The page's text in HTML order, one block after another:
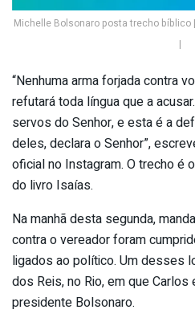
Michelle Bolsonaro posta trecho bíblico
|
“Nenhuma arma forjada contra
refutará toda língua que a
servos do Senhor, e esta é a
deles, declara o Senhor”,
oficial no Instagram. O trecho é
do livro Isaías.
Na manhã desta segunda,
contra o vereador foram
ligados ao político. Um desses
dos Reis, no Rio, em que
presidente Bolsonaro.